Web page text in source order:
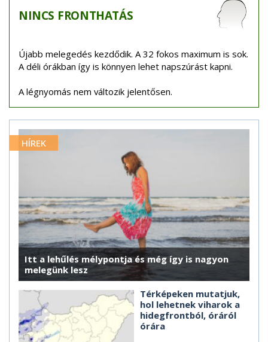
NINCS FRONTHATÁS
Újabb melegedés kezdődik. A 32 fokos maximum is sok.
A déli órákban így is könnyen lehet napszúrást kapni.
A légnyomás nem változik jelentősen.
HÍREK
Itt a lehűlés mélypontja és még így is nagyon
melegünk lesz
Térképeken mutatjuk,
hol lehetnek viharok a
hidegfrontból, óráról
órára